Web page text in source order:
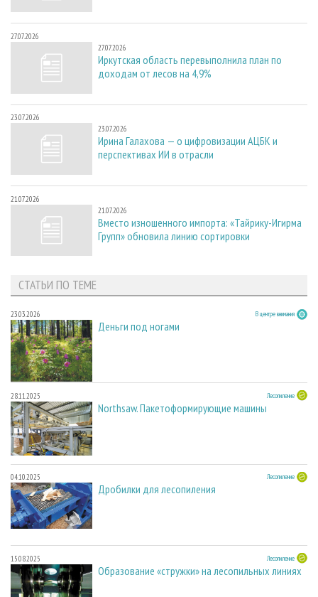
27.07.2026
27.07.2026
Иркутская область перевыполнила план по
доходам от лесов на 4,9%
23.07.2026
23.07.2026
Ирина Галахова — о цифровизации АЦБК и
перспективах ИИ в отрасли
21.07.2026
21.07.2026
Вместо изношенного импорта: «Тайрику-Игирма
Групп» обновила линию сортировки
СТАТЬИ ПО ТЕМЕ
23.03.2026 В центре внимания
Деньги под ногами
28.11.2025 Лесопиление
Northsaw. Пакетоформирующие машины
04.10.2025 Лесопиление
Дробилки для лесопиления
15.08.2025 Лесопиление
Образование «стружки» на лесопильных линиях